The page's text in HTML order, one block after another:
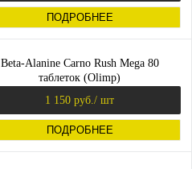
ПОДРОБНЕЕ
Beta-Alanine Carno Rush Mega 80
таблеток (Olimp)
1 150 руб. / шт
ПОДРОБНЕЕ